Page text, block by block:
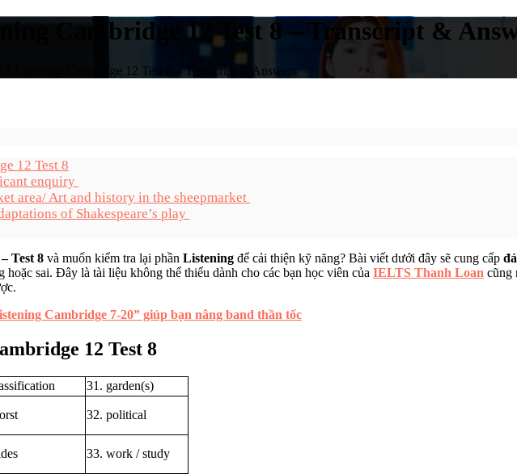
Cambridge 12 Test 8 – Transcript &
Listening Cambridge 12 Test 8 – Transcript & Answers
12 Test 8
enquiry
area/ Art and history in the sheepmarket
of Shakespeare’s play
Test 8 và muốn kiểm tra lại phần Listening để cải thiện kỹ năng? Bài viết dưới đây sẽ cung cấp
hoặc sai. Đây là tài liệu không thể thiếu dành cho các bạn học viên của IELTS Thanh Loan cũng
Cambridge 7-20” giúp bạn nâng band thần tốc
12 Test 8
31. garden(s)
32. political
33. work / study